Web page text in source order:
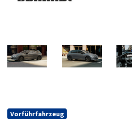
Vorführfahrzeug